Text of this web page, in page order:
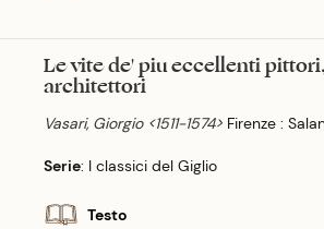
Le vite de' piu eccellenti
architettori
Vasari, Giorgio <1511-1574> Firenze :
Serie: I classici del Giglio
Testo